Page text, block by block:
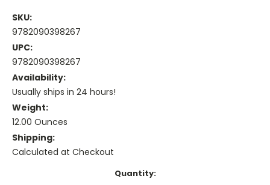
SKU:
9782090398267
UPC:
9782090398267
Availability:
Usually ships in 24 hours!
Weight:
12.00 Ounces
Shipping:
Calculated at Checkout
Quantity: